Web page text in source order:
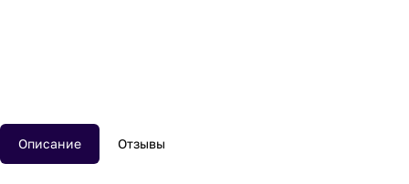
Описание Отзывы